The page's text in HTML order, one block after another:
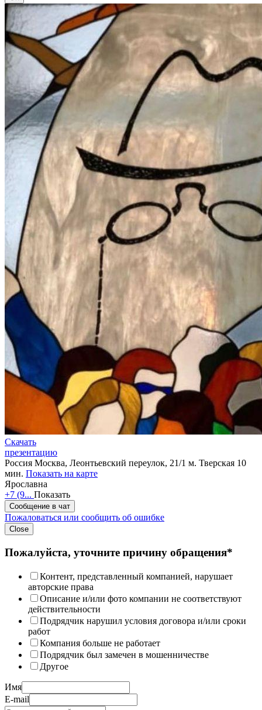
Скачать
презентацию
Россия Москва, Леонтьевский переулок, 21/1 м. Тверская 10
мин. Показать на карте
Ярославна
+7 (9... Показать
Сообщение в чат
Пожаловаться или сообщить об ошибке
Close
Пожалуйста, уточните причину обращения*
Контент, представленный компанией, нарушает
авторские права
Описание и/или фото компании не соответствуют
действительности
Подрядчик нарушил условия договора и/или сроки
работ
Компания больше не работает
Подрядчик был замечен в мошенничестве
Другое
Имя
E-mail